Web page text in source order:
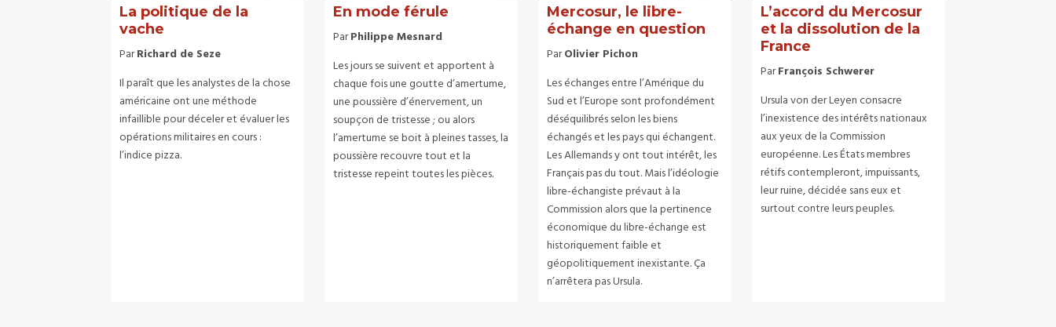
La politique de la
vache
ParRichard de Seze
Il paraît que les analystes de la chose
américaine ont une méthode
infaillible pour déceler et évaluer les
opérations militaires en cours :
l’indice pizza.
En mode férule
ParPhilippe Mesnard
Les jours se suivent et apportent à
chaque fois une goutte d’amertume,
une poussière d’énervement, un
soupçon de tristesse ; ou alors
l’amertume se boit à pleines tasses, la
poussière recouvre tout et la
tristesse repeint toutes les pièces.
Mercosur, le libre-
échange en question
ParOlivier Pichon
Les échanges entre l’Amérique du
Sud et l’Europe sont profondément
déséquilibrés selon les biens
échangés et les pays qui échangent.
Les Allemands y ont tout intérêt, les
Français pas du tout. Mais l’idéologie
libre-échangiste prévaut à la
Commission alors que la pertinence
économique du libre-échange est
historiquement faible et
géopolitiquement inexistante. Ça
n’arrêtera pas Ursula.
L’accord du Mercosur
et la dissolution de la
France
ParFrançois Schwerer
Ursula von der Leyen consacre
l’inexistence des intérêts nationaux
aux yeux de la Commission
européenne. Les États membres
rétifs contempleront, impuissants,
leur ruine, décidée sans eux et
surtout contre leurs peuples.